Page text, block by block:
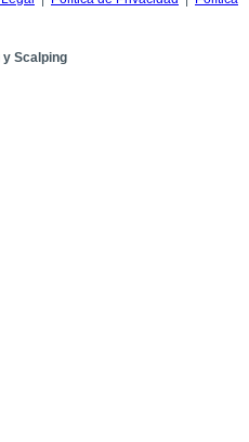
y Scalping